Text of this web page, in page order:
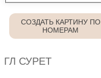
СОЗДАТЬ КАРТИНУ ПО
НОМЕРАМ
ГЛ СУРЕТ